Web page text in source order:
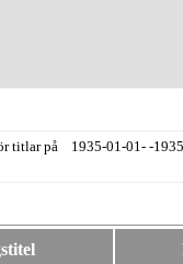
titlar på 1935-01-01- -